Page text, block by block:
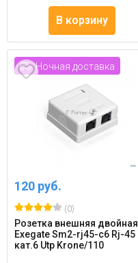
В корзину
Ночная доставка
120 руб.
(0)
Розетка внешняя двойная
Exegate Sm2-rj45-c6 Rj-45
кат.6 Utp Krone/110